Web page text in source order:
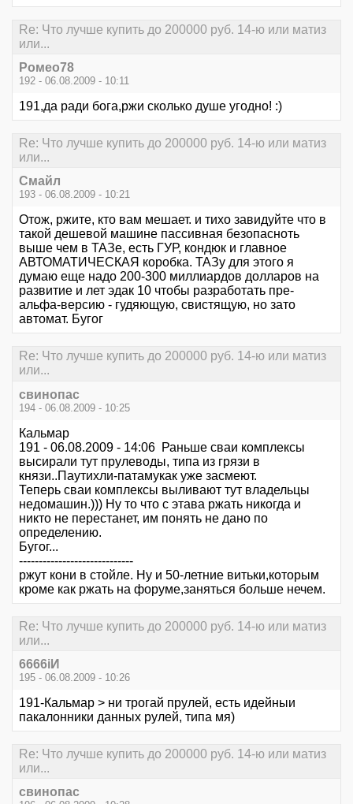
Re: Что лучше купить до 200000 руб. 14-ю или матиз
или...
Ромео78
192 - 06.08.2009 - 10:11
191,да ради бога,ржи сколько душе угодно! :)
Re: Что лучше купить до 200000 руб. 14-ю или матиз
или...
Смайл
193 - 06.08.2009 - 10:21
Отож, ржите, кто вам мешает. и тихо завидуйте что в
такой дешевой машине пассивная безопасноть
выше чем в ТАЗе, есть ГУР, кондюк и главное
АВТОМАТИЧЕСКАЯ коробка. ТАЗу для этого я
думаю еще надо 200-300 миллиардов долларов на
развитие и лет эдак 10 чтобы разработать пре-
альфа-версию - гудяющую, свистящую, но зато
автомат. Бугог
Re: Что лучше купить до 200000 руб. 14-ю или матиз
или...
свинопас
194 - 06.08.2009 - 10:25
Кальмар
191 - 06.08.2009 - 14:06 Раньше сваи комплексы
высирали тут прулеводы, типа из грязи в
князи..Паутихли-патамукак уже засмеют.
Теперь сваи комплексы выливают тут владельцы
недомашин.))) Ну то что с этава ржать никогда и
никто не перестанет, им понять не дано по
определению.
Бугог...
-----------------------------
ржут кони в стойле. Ну и 50-летние витьки,которым
кроме как ржать на форуме,заняться больше нечем.
Re: Что лучше купить до 200000 руб. 14-ю или матиз
или...
6666iИ
195 - 06.08.2009 - 10:26
191-Кальмар > ни трогай прулей, есть идейныи
пакалонники данных рулей, типа мя)
Re: Что лучше купить до 200000 руб. 14-ю или матиз
или...
свинопас